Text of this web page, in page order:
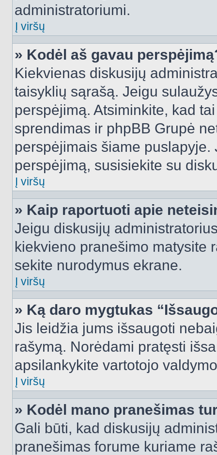
administratoriumi.
Į viršų
» Kodėl aš gavau
Kiekvienas diskusijų
taisyklių sąrašą. Jeigu
perspėjimą. Atsiminkite, kad
sprendimas ir phpBB Grupė
perspėjimais šiame
perspėjimą, susisiekite su
Į viršų
» Kaip raportuoti apie
Jeigu diskusijų
kiekvieno pranešimo matysite
sekite nurodymus ekrane.
Į viršų
» Ką daro mygtukas
Jis leidžia jums išsaugoti
rašymą. Norėdami pratęsti
apsilankykite vartotojo
Į viršų
» Kodėl mano pranešimas
Gali būti, kad diskusijų
pranešimas forume kuriame